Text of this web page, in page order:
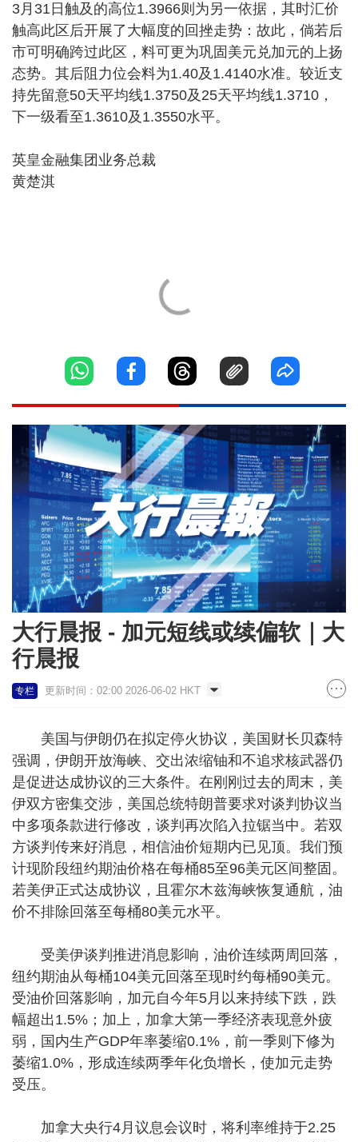
3月31日触及的高位1.3966则为另一依据，其时汇价
触高此区后开展了大幅度的回挫走势：故此，倘若后
市可明确跨过此区，料可更为巩固美元兑加元的上扬
态势。其后阻力位会料为1.40及1.4140水准。较近支
持先留意50天平均线1.3750及25天平均线1.3710，
下一级看至1.3610及1.3550水平。
英皇金融集团业务总裁
黄楚淇
大行晨报 - 加元短线或续偏软｜大
行晨报
专栏 更新时间：02:00 2026-06-02 HKT
美国与伊朗仍在拟定停火协议，美国财长贝森特
强调，伊朗开放海峡、交出浓缩铀和不追求核武器仍
是促进达成协议的三大条件。在刚刚过去的周末，美
伊双方密集交涉，美国总统特朗普要求对谈判协议当
中多项条款进行修改，谈判再次陷入拉锯当中。若双
方谈判传来好消息，相信油价短期内已见顶。我们预
计现阶段纽约期油价格在每桶85至96美元区间整固。
若美伊正式达成协议，且霍尔木兹海峡恢复通航，油
价不排除回落至每桶80美元水平。
受美伊谈判推进消息影响，油价连续两周回落，
纽约期油从每桶104美元回落至现时约每桶90美元。
受油价回落影响，加元自今年5月以来持续下跌，跌
幅超出1.5%；加上，加拿大第一季经济表现意外疲
弱，国内生产GDP年率萎缩0.1%，前一季则下修为
萎缩1.0%，形成连续两季年化负增长，使加元走势
受压。
加拿大央行4月议息会议时，将利率维持于2.25